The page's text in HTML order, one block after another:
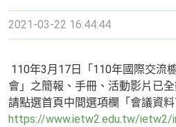
2021-03-22 16:44:44
110年3月17日「110年國際交流
會」之簡報、手冊、活動影片已全
請點選首頁中間選項欄「會議資
https://www.ietw2.edu.tw/ietw2/